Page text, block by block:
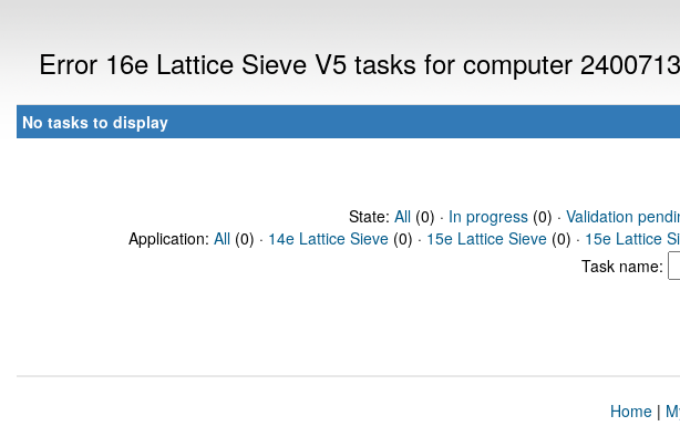
Error 16e Lattice Sieve V5 tasks for computer 2400713
No tasks to display
State: All(0) · In progress(0) · Validation
Application: All (0) · 14e Lattice Sieve (0) · 15e Lattice Sieve (0) · 15e Lattice
Task name:
Home|